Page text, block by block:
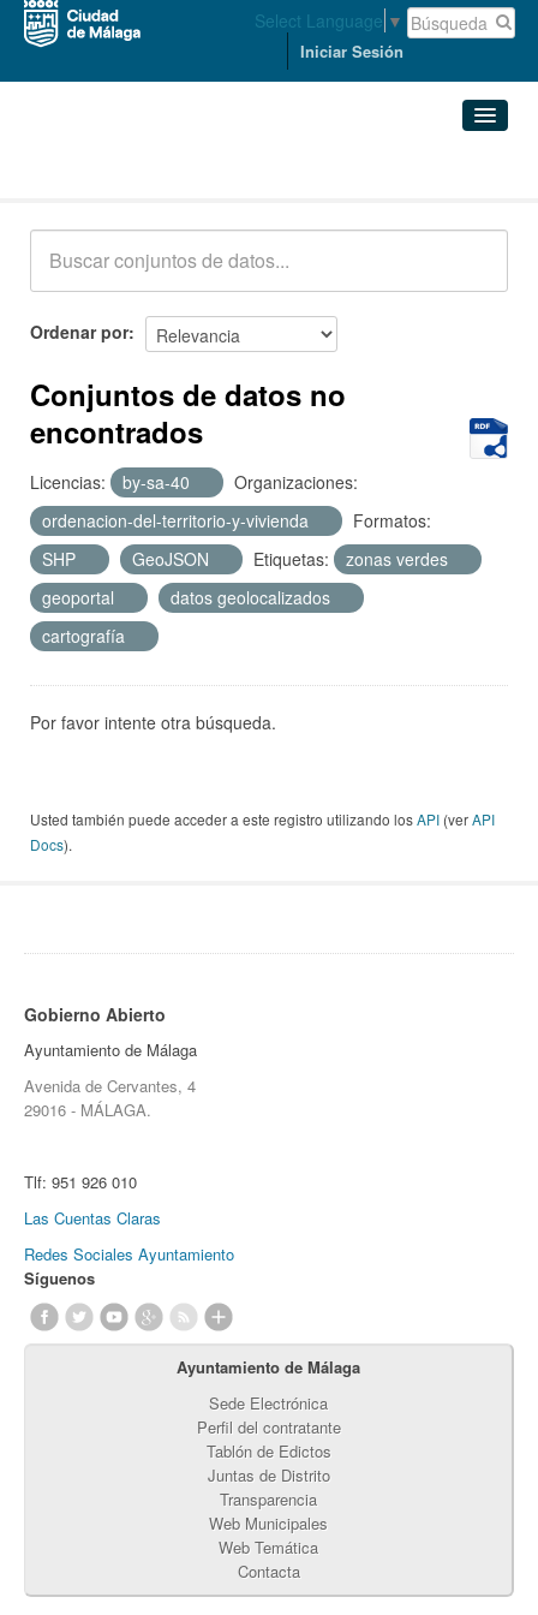
Select Language ▼
Iniciar Sesión
Acerca de
Ordenar por
Conjuntos de datos no
encontrados
Licencias: by-sa-40
Organizaciones:
ordenacion-del-territorio-y-vivienda
Formatos:
SHP
GeoJSON Etiquetas:
zonas verdes
geoportal
datos geolocalizados
cartografía
Por favor intente otra búsqueda.
Usted también puede acceder a este registro utilizando losAPI (verAPI
Docs).
Gobierno Abierto
Ayuntamiento de Málaga
Avenida de Cervantes, 4
29016 - MÁLAGA.
Tlf: 951 926 010
Las Cuentas Claras
Redes Sociales Ayuntamiento
Síguenos
Ayuntamiento de Málaga
Sede Electrónica
Perfil del contratante
Tablón de Edictos
Juntas de Distrito
Transparencia
Web Municipales
Web Temática
Contacta